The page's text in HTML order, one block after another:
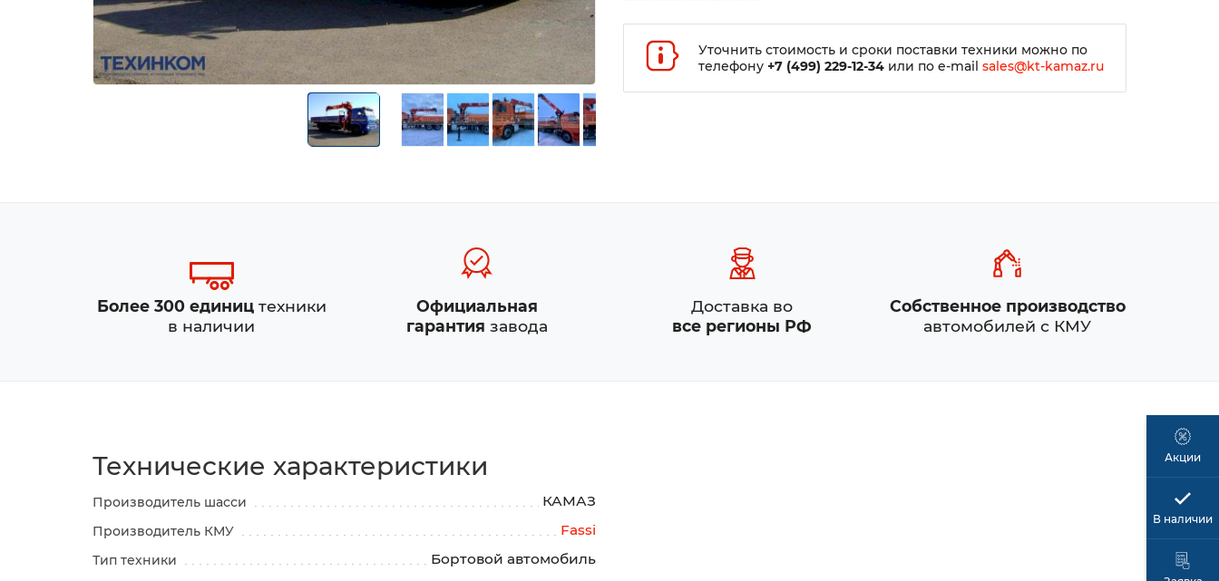
Уточнить стоимость и сроки поставки техники можно по
телефону +7 (499) 229-12-34или по e-mail sales@kt-kamaz.ru
Более 300 едиництехники
в наличии
Официальная
гарантия завода
Доставка во
все регионы РФ
Собственное производство
автомобилей с КМУ
Технические характеристики
Производитель шасси КАМАЗ
Производитель КМУ Fassi
Тип техники Бортовой автомобиль
Акции
В наличии